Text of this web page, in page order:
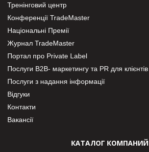
Тренінговий центр
Конференції TradeMaster
Національні Премії
Журнал TradeMaster
Портал про Private Label
Послуги В2В- маркетингу та PR для клієнтів
Послуги з надання інформації
Відгуки
Контакти
Вакансії
КАТАЛОГ КОМПАНИЙ